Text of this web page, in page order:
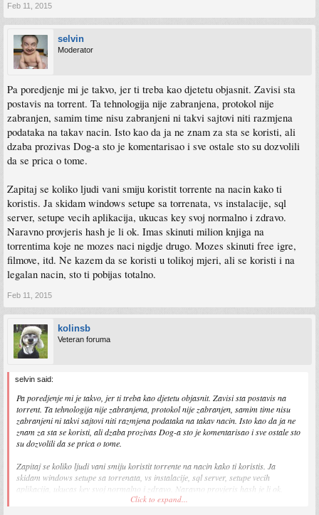
Feb 11, 2015
selvin
Moderator
Pa poredjenje mi je takvo, jer ti treba kao djetetu objasnit. Zavisi sta
postavis na torrent. Ta tehnologija nije zabranjena, protokol nije
zabranjen, samim time nisu zabranjeni ni takvi sajtovi niti razmjena
podataka na takav nacin. Isto kao da ja ne znam za sta se koristi, ali
dzaba prozivas Dog-a sto je komentarisao i sve ostale sto su dozvolili
da se prica o tome.
Zapitaj se koliko ljudi vani smiju koristit torrente na nacin kako ti
koristis. Ja skidam windows setupe sa torrenata, vs instalacije, sql
server, setupe vecih aplikacija, ukucas key svoj normalno i zdravo.
Naravno provjeris hash je li ok. Imas skinuti milion knjiga na
torrentima koje ne mozes naci nigdje drugo. Mozes skinuti free igre,
filmove, itd. Ne kazem da se koristi u tolikoj mjeri, ali se koristi i na
legalan nacin, sto ti pobijas totalno.
Feb 11, 2015
kolinsb
Veteran foruma
selvin said:
Pa poredjenje mi je takvo, jer ti treba kao djetetu objasnit. Zavisi sta postavis na
torrent. Ta tehnologija nije zabranjena, protokol nije zabranjen, samim time nisu
zabranjeni ni takvi sajtovi niti razmjena podataka na takav nacin. Isto kao da ja ne
znam za sta se koristi, ali dzaba prozivas Dog-a sto je komentarisao i sve ostale sto
su dozvolili da se prica o tome.
Zapitaj se koliko ljudi vani smiju koristit torrente na nacin kako ti koristis. Ja
skidam windows setupe sa torrenata, vs instalacije, sql server, setupe vecih
aplikacija, ukucas key svoj normalno i zdravo. Naravno provjeris hash je li ok.
Imas skinuti milion knjiga na torrentima koje ne mozes naci nigdje drugo. Mozes
Click to expand...